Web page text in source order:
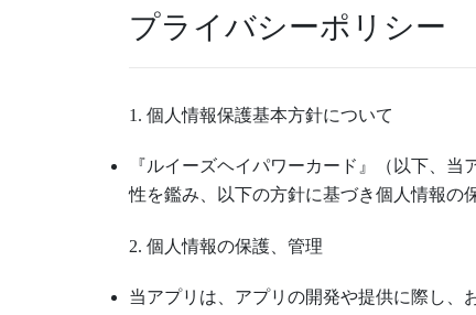
プライバシーポリシー
1. 個人情報保護基本方針について
『ルイーズヘイパワーカード』（以下、
性を鑑み、以下の方針に基づき個人情報の
2. 個人情報の保護、管理
当アプリは、アプリの開発や提供に際し、